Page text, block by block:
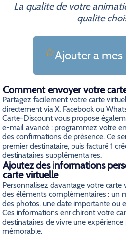
La qualite de votre
qualite
Ajouter a mes
Comment envoyer votre
Partagez facilement votre carte
directement via X, Facebook ou
Carte-Discount vous propose
e-mail avancé : programmez votre
des confirmations de présence. Ce
premier destinataire, puis facturé 1
destinataires supplémentaires.
Ajoutez des informations
carte virtuelle
Personnalisez davantage votre carte
des éléments complémentaires : un
des photos, une date importante ou
Ces informations enrichiront votre
destinataires de vivre une
mémorable.